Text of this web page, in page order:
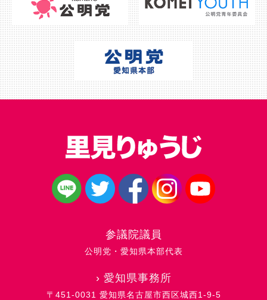
参議院議員
公明党・愛知県本部代表
› 愛知県事務所
〒451-0031 愛知県名古屋市西区城西1-9-5